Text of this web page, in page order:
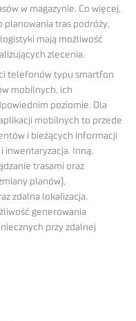
w magazynie. Co więcej,
planowania tras podróży,
mają możliwość
zlecenia.
telefonów typu smartfon
mobilnych, ich
poziomie. Dla
mobilnych to przede
i bieżących informacji
inwentaryzacja. Inną,
trasami oraz
planów),
zdalna lokalizacja.
generowania
przy zdalnej